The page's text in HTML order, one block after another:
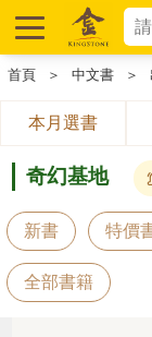
首頁 ＞ 中文書 ＞
本月選書
奇幻基地
新書 特價
全部書籍